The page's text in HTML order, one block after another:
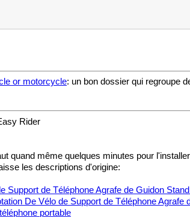
or motorcycle: un bon dossier qui regroupe
Rider
quand même quelques minutes pour
les descriptions d'origine:
de Téléphone Agrafe de Guidon
De Vélo de Support de Téléphone
portable